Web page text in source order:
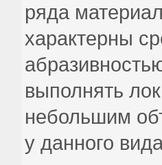
ряда
характерны
выполнять
небольшим
у данного